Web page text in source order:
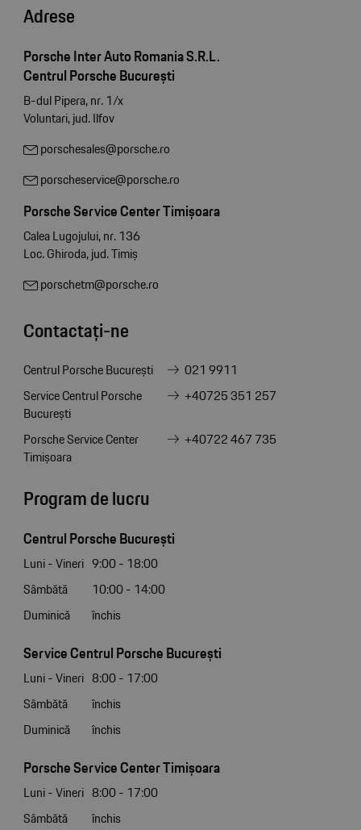
Adrese
Porsche Inter Auto Romania S.R.L.
Centrul Porsche București
B-dul Pipera, nr. 1/x
Voluntari, jud. Ilfov
porschesales@porsche.ro
porscheservice@porsche.ro
Porsche Service Center Timișoara
Calea Lugojului, nr. 136
Loc. Ghiroda, jud. Timiș
porschetm@porsche.ro
Contactați-ne
Centrul Porsche București
021 9911
Service Centrul Porsche
București
+40725 351 257
Porsche Service Center
Timișoara
+40722 467 735
Program de lucru
Centrul Porsche București
Luni - Vineri 9:00 - 18:00
Sâmbătă
10:00 - 14:00
Duminică
închis
Service Centrul Porsche București
Luni - Vineri 8:00 - 17:00
Sâmbătă
închis
Duminică
închis
Porsche Service Center Timișoara
Luni - Vineri 8:00 - 17:00
Sâmbătă
închis